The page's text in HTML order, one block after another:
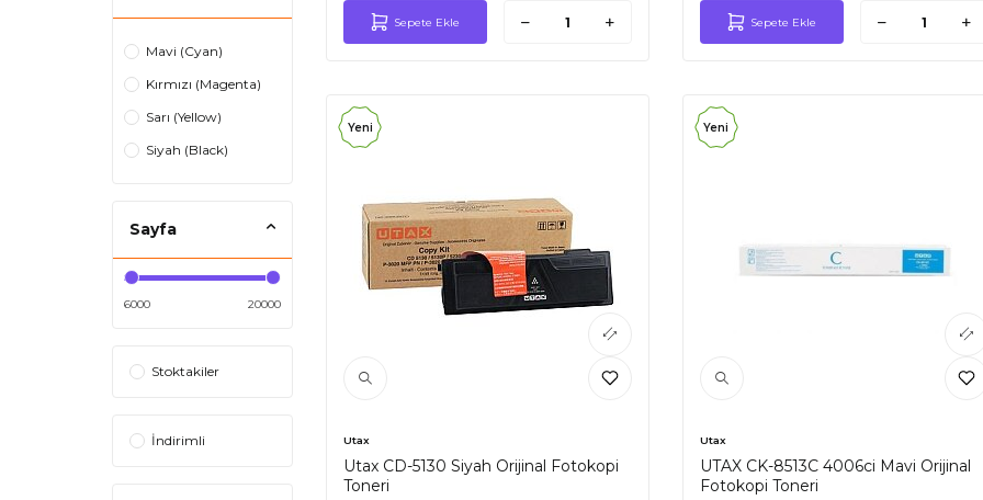
Mavi (Cyan)
Kırmızı (Magenta)
Sarı (Yellow)
Siyah (Black)
Sayfa
6000 20000
Stoktakiler
İndirimli
Sepete Ekle Sepete Ekle
Yeni
Utax
Utax CD-5130 Siyah Orijinal Fotokopi
Toneri
Yeni
Utax
UTAX CK-8513C 4006ci Mavi Orijinal
Fotokopi Toneri